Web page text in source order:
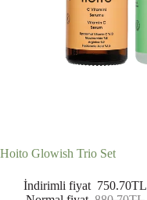
Hoito Glowish Trio Set
İndirimli fiyat 750.70TL